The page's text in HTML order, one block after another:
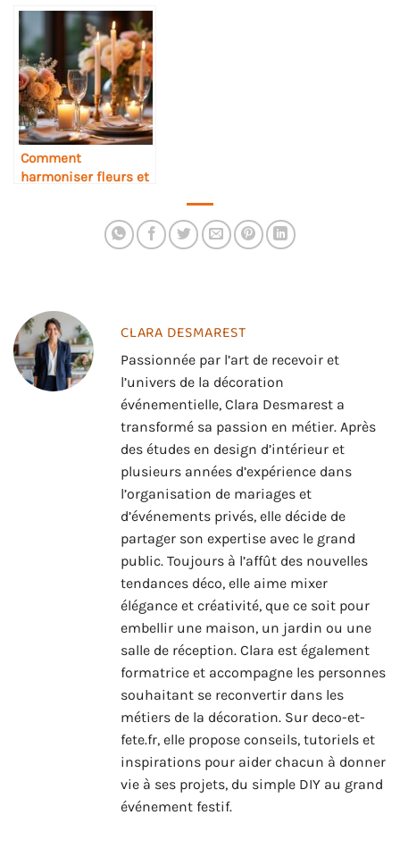
mariage champêtre
chic
Comment
harmoniser fleurs et
CLARA DESMAREST
Passionnée par l’art de recevoir et
l’univers de la décoration
événementielle, Clara Desmarest a
transformé sa passion en métier. Après
des études en design d’intérieur et
plusieurs années d’expérience dans
l’organisation de mariages et
d’événements privés, elle décide de
partager son expertise avec le grand
public. Toujours à l’affût des nouvelles
tendances déco, elle aime mixer
élégance et créativité, que ce soit pour
embellir une maison, un jardin ou une
salle de réception. Clara est également
formatrice et accompagne les personnes
souhaitant se reconvertir dans les
métiers de la décoration. Sur deco-et-
fete.fr, elle propose conseils, tutoriels et
inspirations pour aider chacun à donner
vie à ses projets, du simple DIY au grand
événement festif.